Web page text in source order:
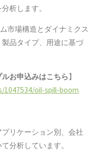
析します。
市場構造とダイナミクス
品タイプ、用途に基づ
お申込みはこちら】
1047534/oil-spill-boom
リケーション別、会社
分析しています。